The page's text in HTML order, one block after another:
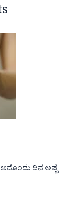
ಅದೊಂದು ದಿನ ಅಪ್ಪ